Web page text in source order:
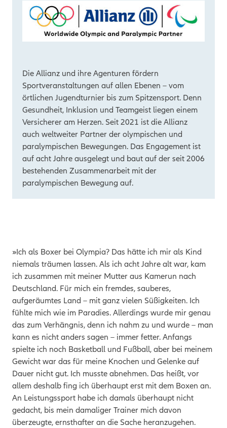
Die Allianz und ihre Agenturen fördern
Sportveranstaltungen auf allen Ebenen – vom
örtlichen Jugendturnier bis zum Spitzensport. Denn
Gesundheit, Inklusion und Teamgeist liegen einem
Versicherer am Herzen. Seit 2021 ist die Allianz
auch weltweiter Partner der olympischen und
paralympischen Bewegungen. Das Engagement ist
auf acht Jahre ausgelegt und baut auf der seit 2006
bestehenden Zusammenarbeit mit der
paralympischen Bewegung auf.
»Ich als Boxer bei Olympia? Das hätte ich mir als Kind
niemals träumen lassen. Als ich acht Jahre alt war, kam
ich zusammen mit meiner Mutter aus Kamerun nach
Deutschland. Für mich ein fremdes, sauberes,
aufgeräumtes Land – mit ganz vielen Süßigkeiten. Ich
fühlte mich wie im Paradies. Allerdings wurde mir genau
das zum Verhängnis, denn ich nahm zu und wurde – man
kann es nicht anders sagen – immer fetter. Anfangs
spielte ich noch Basketball und Fußball, aber bei meinem
Gewicht war das für meine Knochen und Gelenke auf
Dauer nicht gut. Ich musste abnehmen. Das heißt, vor
allem deshalb fing ich überhaupt erst mit dem Boxen an.
An Leistungssport habe ich damals überhaupt nicht
gedacht, bis mein damaliger Trainer mich davon
überzeugte, ernsthafter an die Sache heranzugehen.